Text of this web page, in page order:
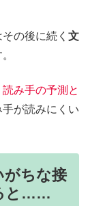
の後に続く 文
読み手の予測と
手が読みにくい
がちな接
と……